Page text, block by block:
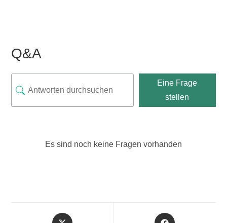
Q&A
Eine Frage
stellen
Es sind noch keine Fragen vorhanden
Opens
Opens